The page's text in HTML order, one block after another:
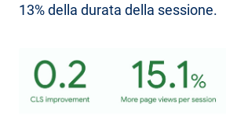
13% della durata della sessione.